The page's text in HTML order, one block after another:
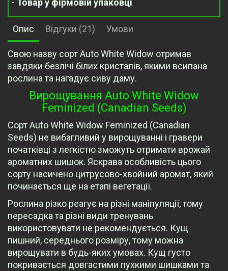
- Товар у фірмовій упаковці
Опис Відгуки (21) Умови
Свою назву сорт Auto White Widow отримав
завдяки безлічі білих кристалів, якими всипана
рослина та нагадує сиву даму.
Вирощування Auto White Widow
Feminized (Canadian Seeds)
Сорт Auto White Widow Feminized (Canadian
Seeds) не вибагливий у вирощуванні і гравери
початківці з легкістю зможуть отримати врожай
ароматних шишок. Яскрава особливість цього
сорту насичено цитрусово-хвойний аромат, який
починається ще на етапі вегетації.
Рослина різко реагує на різні маніпуляції, тому
пересадка та різні види тренувань
використовувати не рекомендується. Кущ
пишний, середнього розміру, тому можна
вирощувати в будь-яких умовах. Кущ густо
покривається довгастими пухкими шишками та